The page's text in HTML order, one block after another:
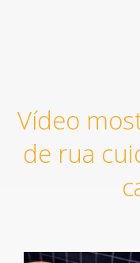
Vídeo
de rua